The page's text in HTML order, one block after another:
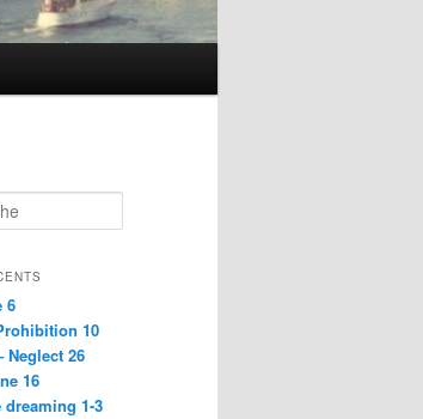
6
10
Neglect 26
16
dreaming 1-3